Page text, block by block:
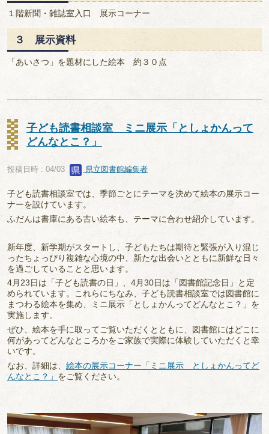
１階新聞・雑誌室入口 展示コーナー
３ 展示資料
「あいさつ」を題材にした絵本 約３０点
子ども読書相談室 ミニ展示「としょかんって
どんなとこ？」
投稿日時 : 04/03 県立図書館編集者
子ども読書相談室では、季節ごとにテーマを決めて絵本の展示コー
ナーを設けています。
ふだんは書庫にある古い絵本も、テーマに合わせ紹介しています。
新年度、新学期がスタートし、子どもたちは期待と緊張が入り混じ
ったちょっぴり複雑な心境の中、新たな出会いとともに新鮮な日々
を過ごしていることと思います。
4月23日は「子ども読書の日」、4月30日は「図書館記念日」と定
められています。これらにちなみ、子ども読書相談室では図書館に
まつわる絵本を集め、ミニ展示「としょかんってどんなとこ？」を
実施します。
ぜひ、絵本を手に取ってご覧いただくとともに、図書館にはどこに
何があってどんなところかをご家族で実際に体験していただくと幸
いです。
なお、詳細は、 絵本の展示コーナー「ミニ展示 としょかんってど
んなとこ？」 をご覧ください。